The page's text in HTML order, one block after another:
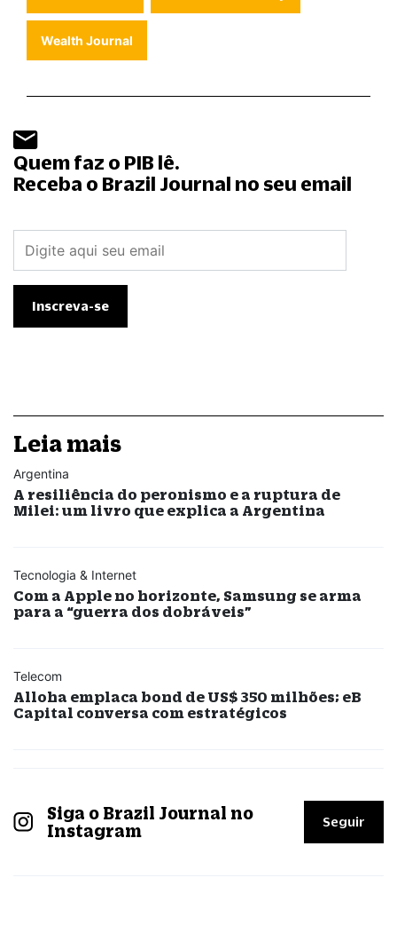
Wealth Journal
Quem faz o PIB lê.
Receba o Brazil Journal no seu email
Leia mais
Argentina
A resiliência do peronismo e a ruptura de
Milei: um livro que explica a Argentina
Tecnologia & Internet
Com a Apple no horizonte, Samsung se arma
para a “guerra dos dobráveis”
Telecom
Alloha emplaca bond de US$ 350 milhões; eB
Capital conversa com estratégicos
Siga o Brazil Journal no
Instagram
Seguir